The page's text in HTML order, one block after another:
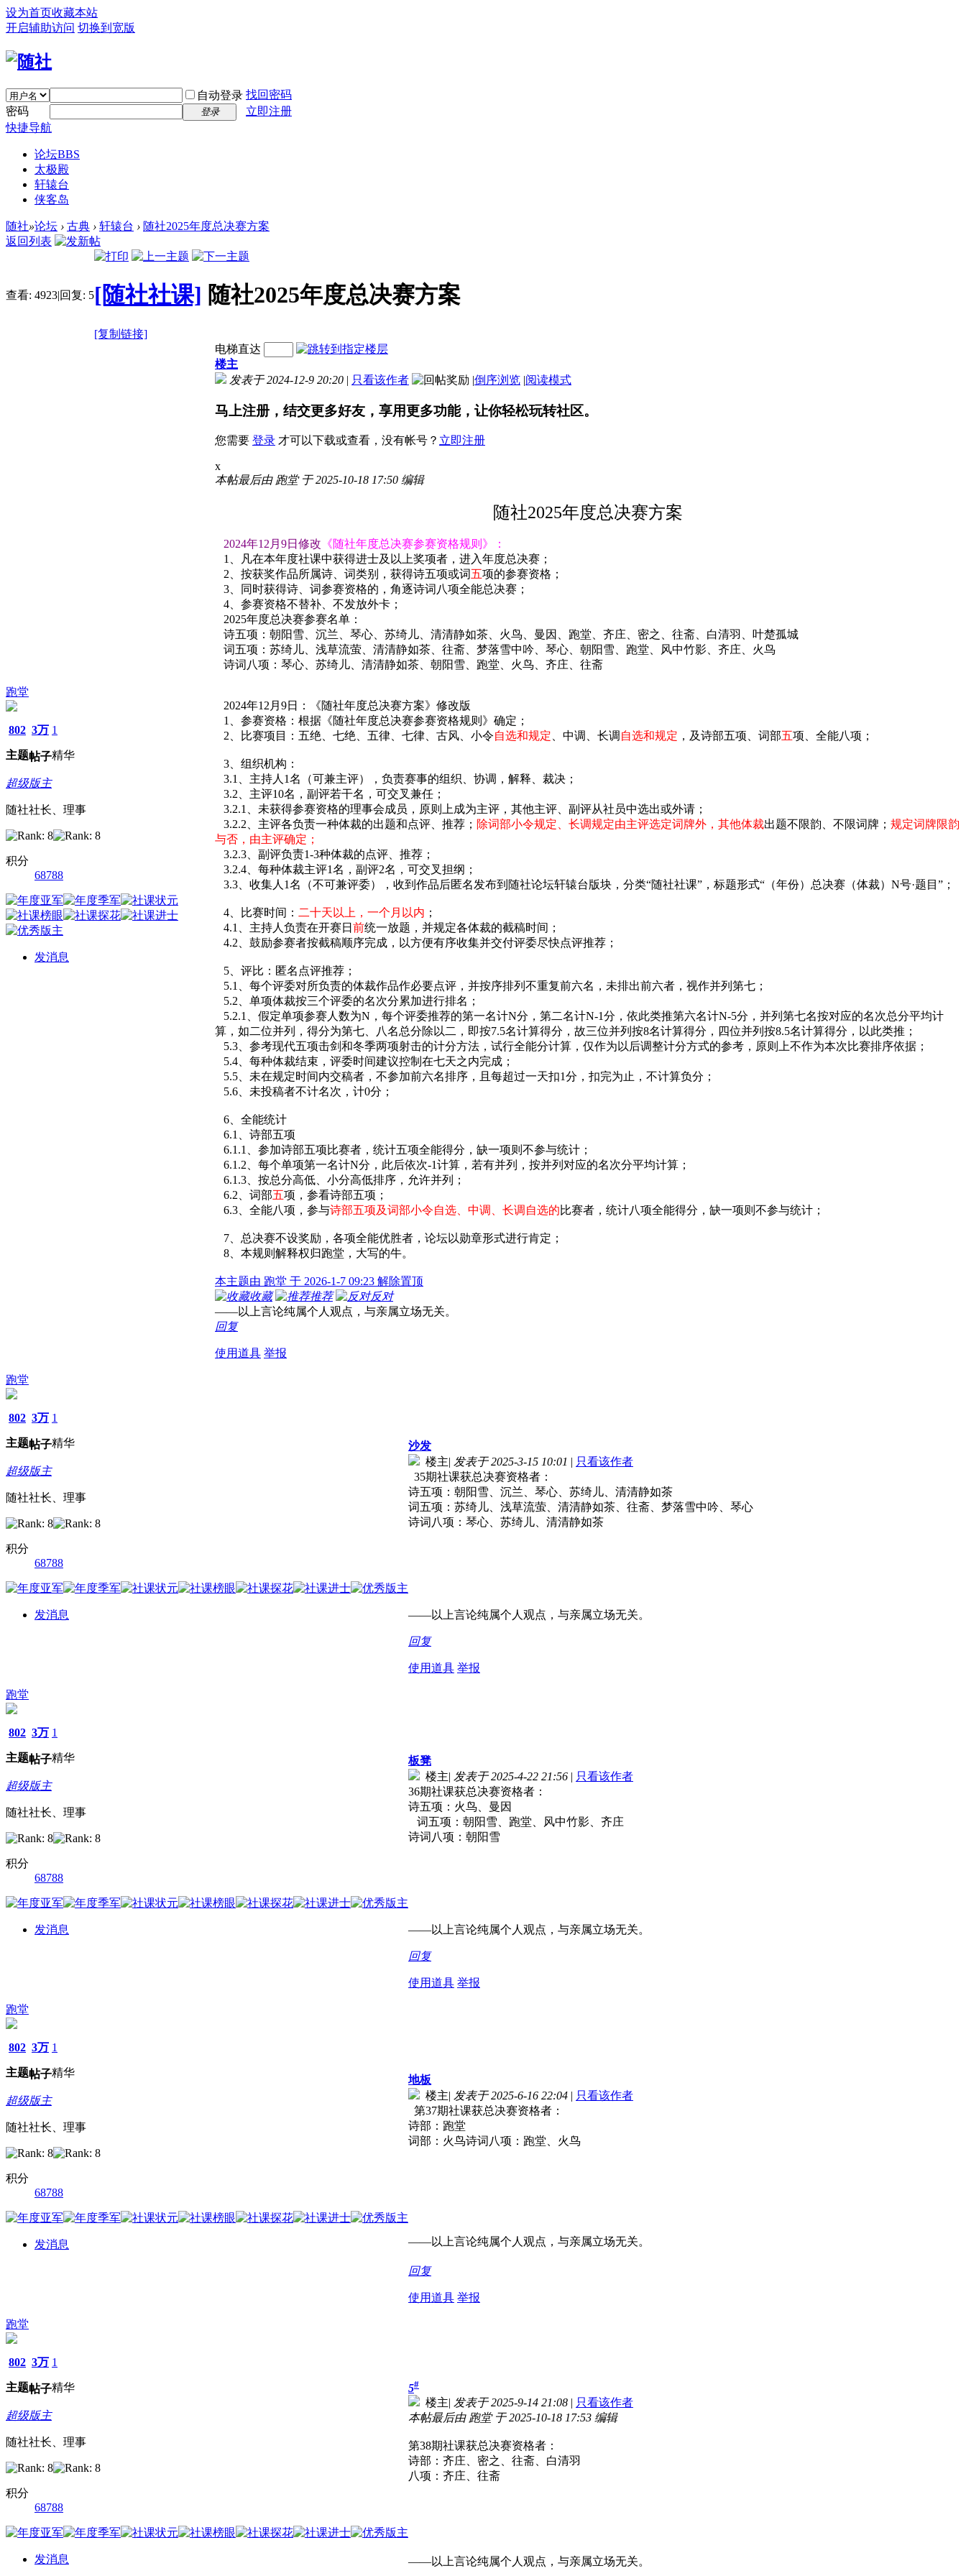
设为首页收藏本站
开启辅助访问 切换到宽版
自动登录 找回密码
密码
登录
立即注册
快捷导航
论坛BBS
太极殿
轩辕台
侠客岛
随社»论坛 › 古典 › 轩辕台 › 随社2025年度总决赛方案
返回列表
查看: 4923|回复: 5[随社社课] 随社2025年度总决赛方案
[复制链接]
跑堂
802
主题
3万
帖子
1
精华
超级版主
随社社长、理事
积分
68788
发消息
电梯直达
楼主
发表于 2024-12-9 20:20 | 只看该作者 |倒序浏览 |阅读模式
马上注册，结交更多好友，享用更多功能，让你轻松玩转社区。
您需要 登录 才可以下载或查看，没有帐号？ 立即注册
x
本帖最后由 跑堂 于 2025-10-18 17:50 编辑
随社2025年度总决赛方案
2024年12月9日修改 《随社年度总决赛参赛资格规则》：
1、凡在本年度社课中获得进士及以上奖项者，进入年度总决赛；
2、按获奖作品所属诗、词类别，获得诗五项或词五项的参赛资格；
3、同时获得诗、词参赛资格的，角逐诗词八项全能总决赛；
4、参赛资格不替补、不发放外卡；
2025年度总决赛参赛名单：
诗五项： 朝阳雪、沉兰、琴心、苏绮儿、清清静如茶、火鸟、曼因、跑堂、齐庄、密之、往斋、白清羽、叶楚孤城
词五项：苏绮儿、浅草流萤、清清静如茶、往斋、梦落雪中吟、琴心、朝阳雪、跑堂、风中竹影、齐庄、火鸟
诗词八项：琴心、苏绮儿、清清静如茶、朝阳雪、跑堂、火鸟、齐庄、往斋
2024年12月9日：《随社年度总决赛方案》修改版
1、参赛资格：根据《随社年度总决赛参赛资格规则》确定；
2、比赛项目：五绝、七绝、五律、七律、古风、小令自选和规定 、中调、长调 自选和规定 ，及诗部五项、词部五项、全能八项；
3、组织机构：
3.1、主持人1名（可兼主评），负责赛事的组织、协调，解释、裁决；
3.2、主评10名，副评若干名，可交叉兼任；
3.2.1、未获得参赛资格的理事会成员，原则上成为主评，其他主评、副评从社员中选出或外请；
3.2.2、主评各负责一种体裁的出题和点评、推荐； 除词部小令规定、长调规定由主评选定词牌外，其他体裁出题不限韵、不限词牌； 规定词牌限韵
与否，由主评确定；
3.2.3、副评负责1-3种体裁的点评、推荐；
3.2.4、每种体裁主评1名，副评2名，可交叉担纲；
3.3、收集人1名（不可兼评委），收到作品后匿名发布到随社论坛轩辕台版块，分类“随社社课”，标题形式“（年份）总决赛（体裁）N号·题目”；
4、比赛时间： 二十天以上，一个月以内 ；
4.1、主持人负责在开赛日 前统一放题，并规定各体裁的截稿时间；
4.2、鼓励参赛者按截稿顺序完成，以方便有序收集并交付评委尽快点评推荐；
5、评比：匿名点评推荐；
5.1、每个评委对所负责的体裁作品作必要点评，并按序排列不重复前六名，未排出前六者，视作并列第七；
5.2、单项体裁按三个评委的名次分累加进行排名；
5.2.1、假定单项参赛人数为N，每个评委推荐的第一名计N分，第二名计N-1分，依此类推第六名计N-5分，并列第七名按对应的名次总分平均计
算，如二位并列，得分为第七、八名总分除以二，即按7.5名计算得分，故三位并列按8名计算得分，四位并列按8.5名计算得分，以此类推；
5.3、参考现代五项击剑和冬季两项射击的计分方法，试行全能分计算，仅作为以后调整计分方式的参考，原则上不作为本次比赛排序依据；
5.4、每种体裁结束，评委时间建议控制在七天之内完成；
5.5、未在规定时间内交稿者，不参加前六名排序，且每超过一天扣1分，扣完为止，不计算负分；
5.6、未投稿者不计名次，计0分；
6、全能统计
6.1、诗部五项
6.1.1、参加诗部五项比赛者，统计五项全能得分，缺一项则不参与统计；
6.1.2、每个单项第一名计N分，此后依次-1计算，若有并列，按并列对应的名次分平均计算；
6.1.3、按总分高低、小分高低排序，允许并列；
6.2、词部五项，参看诗部五项；
6.3、全能八项，参与诗部五项及词部小令自选、中调、长调自选的比赛者，统计八项全能得分，缺一项则不参与统计；
7、总决赛不设奖励，各项全能优胜者，论坛以勋章形式进行肯定；
8、本规则解释权归跑堂，大写的牛。
本主题由 跑堂 于 2026-1-7 09:23 解除置顶
收藏
推荐
反对
——以上言论纯属个人观点，与亲属立场无关。
回复
使用道具 举报
跑堂
802
主题
3万
帖子
1
精华
超级版主
随社社长、理事
积分
68788
发消息
沙发
楼主| 发表于 2025-3-15 10:01 | 只看该作者
35期社课获总决赛资格者：
诗五项：朝阳雪、沉兰、琴心、苏绮儿、清清静如茶
词五项：苏绮儿、浅草流萤、清清静如茶、往斋、梦落雪中吟、琴心
诗词八项：琴心、苏绮儿、清清静如茶
——以上言论纯属个人观点，与亲属立场无关。
回复
使用道具 举报
跑堂
802
主题
3万
帖子
1
精华
超级版主
随社社长、理事
积分
68788
发消息
板凳
楼主| 发表于 2025-4-22 21:56 | 只看该作者
36期社课获总决赛资格者：
诗五项：火鸟、曼因
词五项：朝阳雪、跑堂、风中竹影、齐庄
诗词八项：朝阳雪
——以上言论纯属个人观点，与亲属立场无关。
回复
使用道具 举报
跑堂
802
主题
3万
帖子
1
精华
超级版主
随社社长、理事
积分
68788
发消息
地板
楼主| 发表于 2025-6-16 22:04 | 只看该作者
第37期社课获总决赛资格者：
诗部：跑堂
词部：火鸟诗词八项：跑堂、火鸟
——以上言论纯属个人观点，与亲属立场无关。
回复
使用道具 举报
跑堂
802
主题
3万
帖子
1
精华
超级版主
随社社长、理事
积分
68788
发消息
5#
楼主| 发表于 2025-9-14 21:08 | 只看该作者
本帖最后由 跑堂 于 2025-10-18 17:53 编辑
第38期社课获总决赛资格者：
诗部：齐庄、密之、往斋、白清羽
八项：齐庄、往斋
——以上言论纯属个人观点，与亲属立场无关。